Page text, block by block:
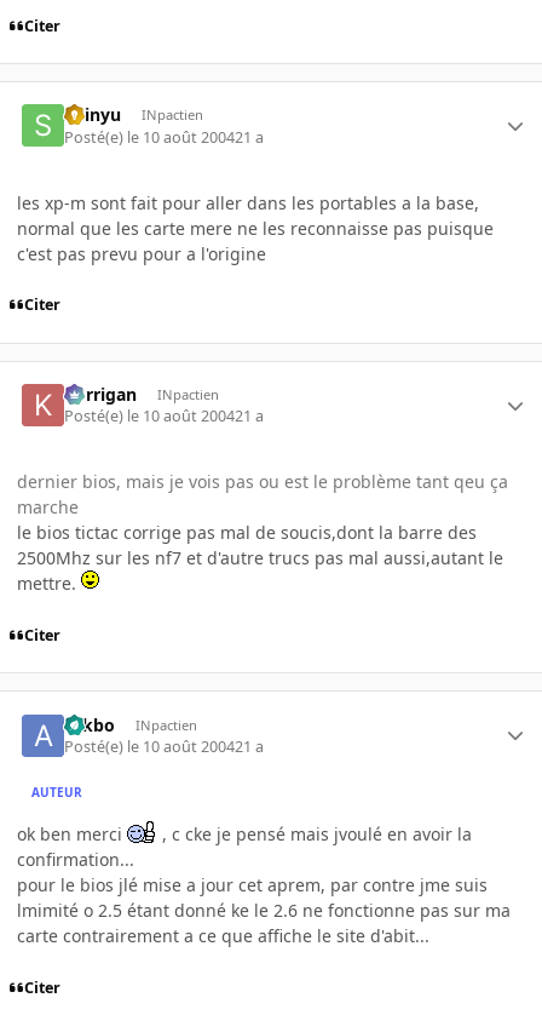
Citer
Shinyu INpactien
Posté(e) le 10 août 200421 a
les xp-m sont fait pour aller dans les portables a la base,
normal que les carte mere ne les reconnaisse pas puisque
c'est pas prevu pour a l'origine
Citer
korrigan INpactien
Posté(e) le 10 août 200421 a
dernier bios, mais je vois pas ou est le problème tant qeu ça
marche
le bios tictac corrige pas mal de soucis,dont la barre des
2500Mhz sur les nf7 et d'autre trucs pas mal aussi,autant le
mettre.
Citer
ackbo INpactien
Posté(e) le 10 août 200421 a
AUTEUR
ok ben merci
, c cke je pensé mais jvoulé en avoir la
confirmation...
pour le bios jlé mise a jour cet aprem, par contre jme suis
lmimité o 2.5 étant donné ke le 2.6 ne fonctionne pas sur ma
carte contrairement a ce que affiche le site d'abit...
Citer